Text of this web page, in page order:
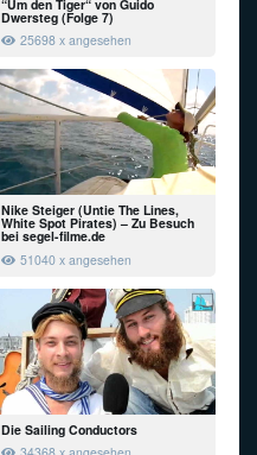
“Um den Tiger“ von Guido
Dwersteg (Folge 7)
25698 x angesehen
Nike Steiger (Untie The Lines,
White Spot Pirates) – Zu Besuch
bei segel-filme.de
51040 x angesehen
Die Sailing Conductors